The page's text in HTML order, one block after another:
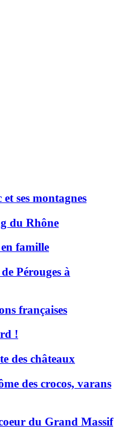
ses montagnes
du Rhône
famille
Pérouges à
françaises
!
des châteaux
des crocos, varans
du Grand Massif